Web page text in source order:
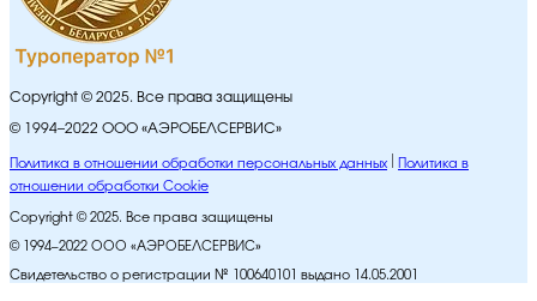
Copyright © 2025. Все права защищены
© 1994–2022 ООО «АЭРОБЕЛСЕРВИС»
Политика в отношении обработки персональных данных
Политика в
отношении обработки Cookie
Copyright © 2025. Все права защищены
© 1994–2022 ООО «АЭРОБЕЛСЕРВИС»
Свидетельство о регистрации № 100640101 выдано 14.05.2001